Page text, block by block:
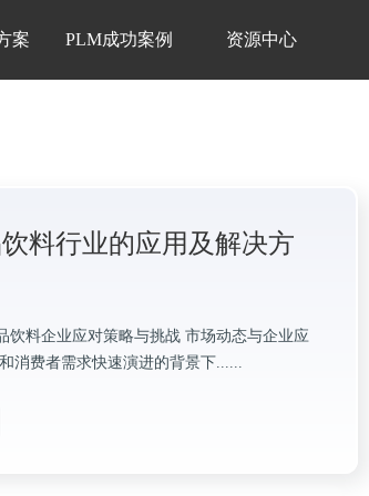
案 PLM成功案例 资源中心
料行业的应用及解决方
饮料企业应对策略与挑战 市场动态与企业应
消费者需求快速演进的背景下......